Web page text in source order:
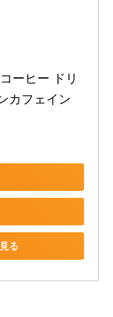
ーヒー ドリ
カフェイン
る